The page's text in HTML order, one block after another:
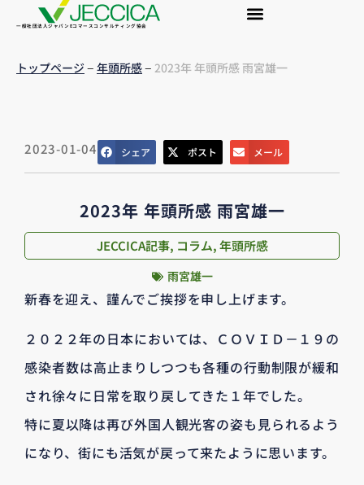
一般社団法人ジャパンEコマースコンサルティング協会
トップページ– 年頭所感– 2023年 年頭所感 雨宮雄一
2023-01-04 シェア ポスト メール
2023年 年頭所感 雨宮雄一
JECCICA記事, コラム,年頭所感
雨宮雄一
新春を迎え、謹んでご挨拶を申し上げます。
２０２２年の日本においては、ＣＯＶＩＤ－１９の
感染者数は高止まりしつつも各種の行動制限が緩和
され徐々に日常を取り戻してきた１年でした。
特に夏以降は再び外国人観光客の姿も見られるよう
になり、街にも活気が戻って来たように思います。